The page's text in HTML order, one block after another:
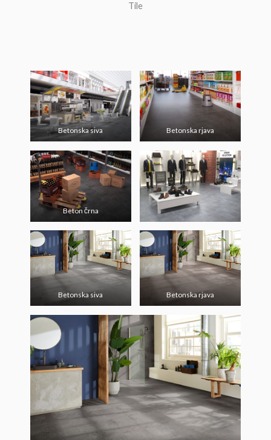
Tile
Betonska siva Betonska rjava
Beton črna
Betonska siva Betonska rjava